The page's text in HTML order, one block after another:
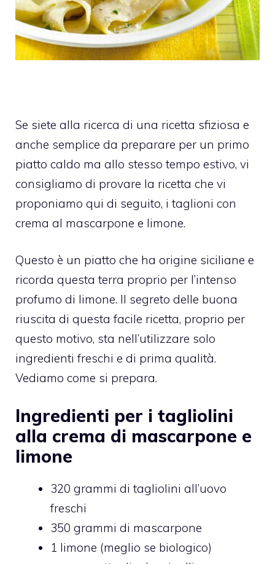
Se siete alla ricerca di una ricetta sfiziosa e
anche semplice da preparare per un primo
piatto caldo ma allo stesso tempo estivo, vi
consigliamo di provare la ricetta che vi
proponiamo qui di seguito, i taglioni con
crema al mascarpone e limone.
Questo è un piatto che ha origine siciliane e
ricorda questa terra proprio per l’intenso
profumo di limone. Il segreto delle buona
riuscita di questa facile ricetta, proprio per
questo motivo, sta nell’utilizzare solo
ingredienti freschi e di prima qualità.
Vediamo come si prepara.
Ingredienti per i tagliolini
alla crema di mascarpone e
limone
320 grammi di tagliolini all’uovo
freschi
350 grammi di mascarpone
1 limone (meglio se biologico)